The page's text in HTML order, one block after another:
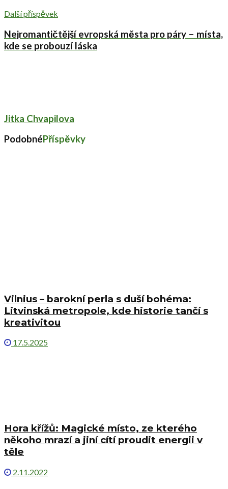
Další příspěvek
Nejromantičtější evropská města pro páry – místa,
kde se probouzí láska
Jitka Chvapilova
PodobnéPříspěvky
Vilnius – barokní perla s duší bohéma:
Litvinská metropole, kde historie tančí s
kreativitou
17.5.2025
Hora křížů: Magické místo, ze kterého
někoho mrazí a jiní cítí proudit energii v
těle
2.11.2022